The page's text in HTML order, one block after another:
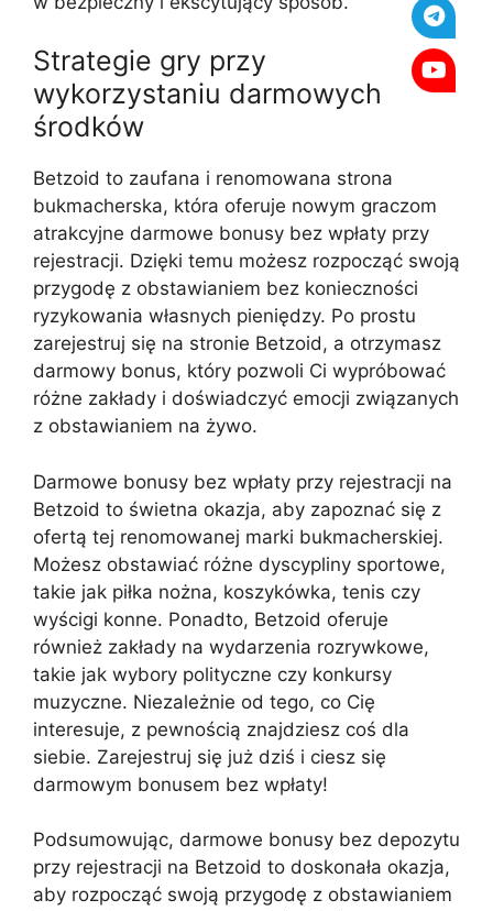
Strategie gry przy
wykorzystaniu darmowych
środków
Betzoid to zaufana i renomowana strona
bukmacherska, która oferuje nowym graczom
atrakcyjne darmowe bonusy bez wpłaty przy
rejestracji. Dzięki temu możesz rozpocząć swoją
przygodę z obstawianiem bez konieczności
ryzykowania własnych pieniędzy. Po prostu
zarejestruj się na stronie Betzoid, a otrzymasz
darmowy bonus, który pozwoli Ci wypróbować
różne zakłady i doświadczyć emocji związanych
z obstawianiem na żywo.
Darmowe bonusy bez wpłaty przy rejestracji na
Betzoid to świetna okazja, aby zapoznać się z
ofertą tej renomowanej marki bukmacherskiej.
Możesz obstawiać różne dyscypliny sportowe,
takie jak piłka nożna, koszykówka, tenis czy
wyścigi konne. Ponadto, Betzoid oferuje
również zakłady na wydarzenia rozrywkowe,
takie jak wybory polityczne czy konkursy
muzyczne. Niezależnie od tego, co Cię
interesuje, z pewnością znajdziesz coś dla
siebie. Zarejestruj się już dziś i ciesz się
darmowym bonusem bez wpłaty!
Podsumowując, darmowe bonusy bez depozytu
przy rejestracji na Betzoid to doskonała okazja,
aby rozpocząć swoją przygodę z obstawianiem